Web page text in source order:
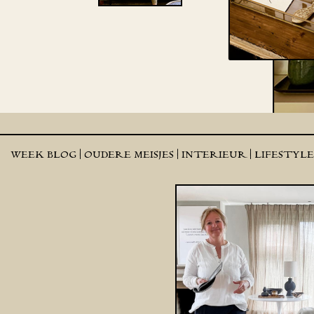
WEEK BLOG | OUDERE MEISJES | INTERIEUR | LIFESTYLE